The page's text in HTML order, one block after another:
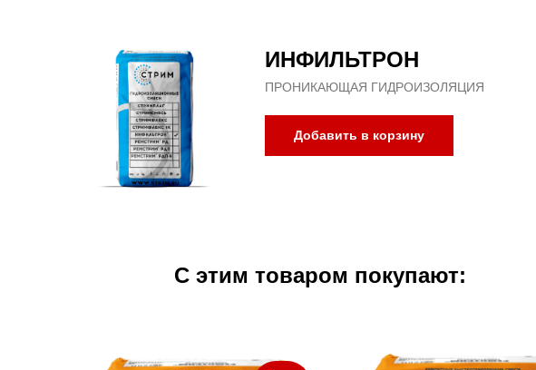
ИНФИЛЬТРОН
ПРОНИКАЮЩАЯ ГИДРОИЗОЛЯЦИЯ
Добавить в корзину
С этим товаром покупают: